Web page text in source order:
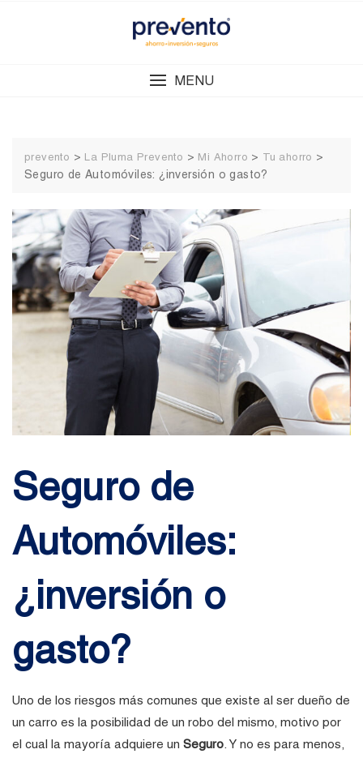
MENU
prevento > La Pluma Prevento > Mi Ahorro > Tu ahorro >
Seguro de Automóviles: ¿inversión o gasto?
Seguro de
Automóviles:
¿inversión o
gasto?
Uno de los riesgos más comunes que existe al ser dueño de
un carro es la posibilidad de un robo del mismo, motivo por
el cual la mayoría adquiere un Seguro. Y no es para menos,